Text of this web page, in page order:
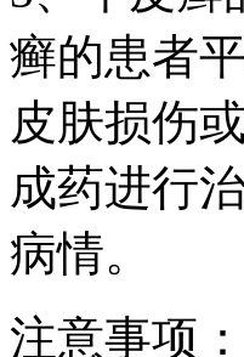
癣的患者
皮肤损伤
成药进行
病情。
注意事项：